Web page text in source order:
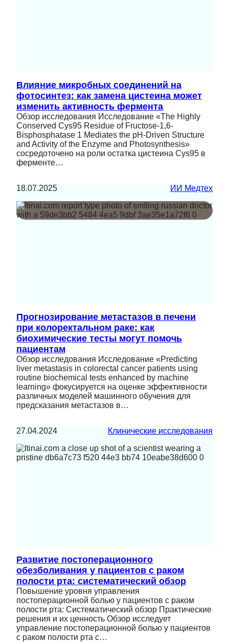
Влияние микробных соединений на
фотосинтез: как замена цистеина может
изменить активность фермента
Обзор исследования Исследование «The Highly
Conserved Cys95 Residue of Fructose-1,6-
Bisphosphatase 1 Mediates the pH-Driven Structure
and Activity of the Enzyme and Photosynthesis»
сосредоточено на роли остатка цистеина Cys95 в
ферменте…
18.07.2025 ИИ Медтех
Прогнозирование метастазов в печени
при колоректальном раке: как
биохимические тесты могут помочь
пациентам
Обзор исследования Исследование «Predicting
liver metastasis in colorectal cancer patients using
routine biochemical tests enhanced by machine
learning» фокусируется на оценке эффективности
различных моделей машинного обучения для
предсказания метастазов в…
27.04.2024 Клинические исследования
Развитие постоперационного
обезболивания у пациентов с раком
полости рта: систематический обзор
Повышение уровня управления
постоперационной болью у пациентов с раком
полости рта: Систематический обзор Практические
решения и их ценность Обзор исследует
управление постоперационной болью у пациентов
с раком полости рта с…